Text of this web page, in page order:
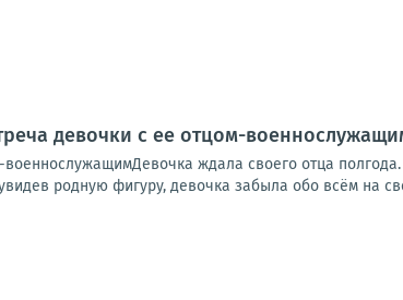
девочки с ее отцом-
военнослужащимДевочка ждала своего отца
родную фигуру, девочка забыла обо всём на